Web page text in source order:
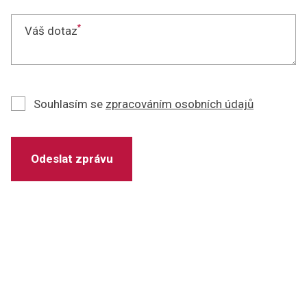
Váš dotaz*
Souhlasím se zpracováním osobních údajů